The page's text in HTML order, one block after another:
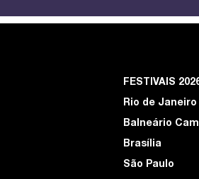
FESTIVAIS
Rio de Janeiro
Balneário
Brasília
São Paulo